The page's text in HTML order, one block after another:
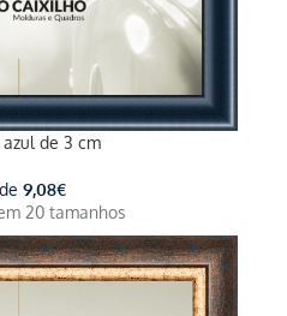
de 3 cm
9,08€
20 tamanhos